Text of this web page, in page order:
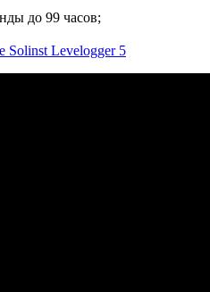
до 99 часов;
Solinst Levelogger 5